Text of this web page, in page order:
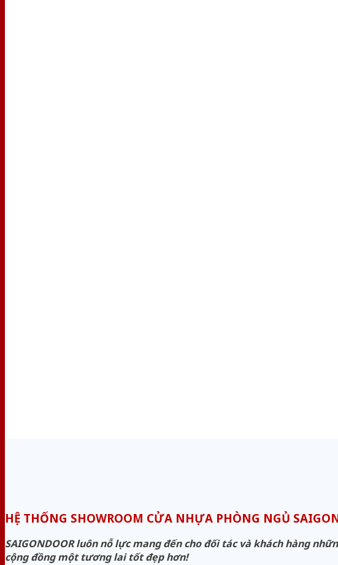
HỆ THỐNG SHOWROOM CỬA NHỰA PHÒNG NGỦ
SAIGONDOOR luôn nỗ lực mang đến cho đối tác và khách hàng
cộng đồng một tương lai tốt đẹp hơn!